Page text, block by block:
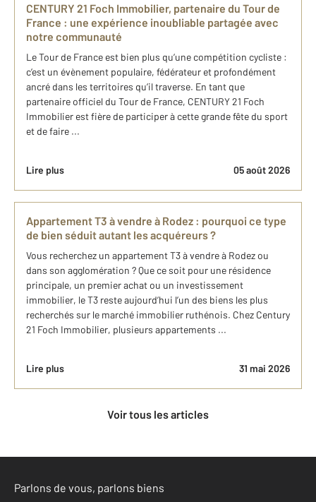
CENTURY 21 Foch Immobilier, partenaire du Tour de
France : une expérience inoubliable partagée avec
notre communauté
Le Tour de France est bien plus qu’une compétition cycliste :
c’est un évènement populaire, fédérateur et profondément
ancré dans les territoires qu’il traverse. En tant que
partenaire officiel du Tour de France, CENTURY 21 Foch
Immobilier est fière de participer à cette grande fête du sport
et de faire ...
Lire plus 05 août 2026
Appartement T3 à vendre à Rodez : pourquoi ce type
de bien séduit autant les acquéreurs ?
Vous recherchez un appartement T3 à vendre à Rodez ou
dans son agglomération ? Que ce soit pour une résidence
principale, un premier achat ou un investissement
immobilier, le T3 reste aujourd’hui l’un des biens les plus
recherchés sur le marché immobilier ruthénois. Chez Century
21 Foch Immobilier, plusieurs appartements ...
Lire plus 31 mai 2026
Voir tous les articles
Parlons de vous, parlons biens